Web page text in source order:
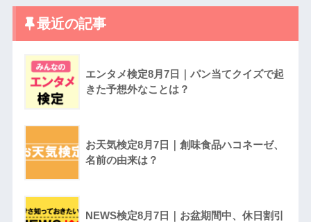
最近の記事
エンタメ検定8月7日｜パン当てクイズで起
きた予想外なことは？
お天気検定8月7日｜創味食品ハコネーゼ、
名前の由来は？
NEWS検定8月7日｜お盆期間中、休日割引